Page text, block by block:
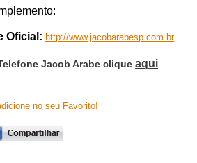
Oficial: http://www.jacobarabesp.com.br
Jacob Arabe clique aqui
no seu Favorito!